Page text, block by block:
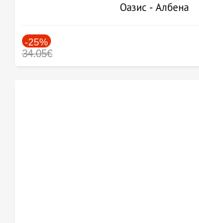
Оазис - Албена
-25%
34.05€